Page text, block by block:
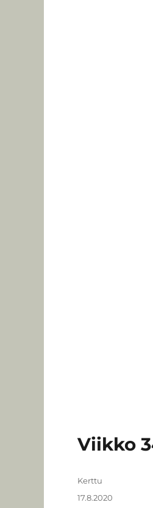
Viikko
Kirjoittaja
Kerttu
Julkaistu
17.8.2020